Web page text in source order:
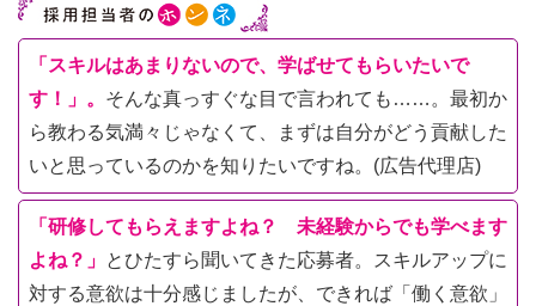
「スキルはあまりないので、学ばせてもらいたいで
す！」。 そんな真っすぐな目で言われても……。最初か
ら教わる気満々じゃなくて、まずは自分がどう貢献した
いと思っているのかを知りたいですね。(広告代理店)
「研修してもらえますよね？ 未経験からでも学べます
よね？」 とひたすら聞いてきた応募者。スキルアップに
対する意欲は十分感じましたが、できれば「働く意欲」